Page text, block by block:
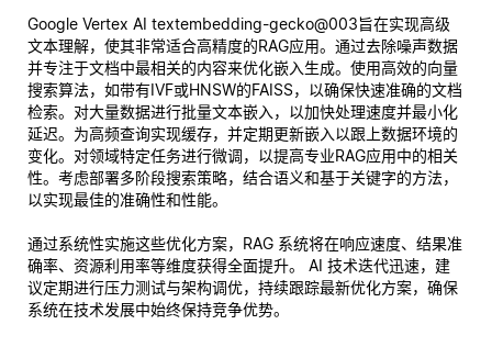
Google Vertex AI textembedding-gecko@003旨在实现高级
文本理解，使其非常适合高精度的RAG应用。通过去除噪声数据
并专注于文档中最相关的内容来优化嵌入生成。使用高效的向量
搜索算法，如带有IVF或HNSW的FAISS，以确保快速准确的文档
检索。对大量数据进行批量文本嵌入，以加快处理速度并最小化
延迟。为高频查询实现缓存，并定期更新嵌入以跟上数据环境的
变化。对领域特定任务进行微调，以提高专业RAG应用中的相关
性。考虑部署多阶段搜索策略，结合语义和基于关键字的方法，
以实现最佳的准确性和性能。
通过系统性实施这些优化方案，RAG 系统将在响应速度、结果准
确率、资源利用率等维度获得全面提升。 AI 技术迭代迅速，建
议定期进行压力测试与架构调优，持续跟踪最新优化方案，确保
系统在技术发展中始终保持竞争优势。